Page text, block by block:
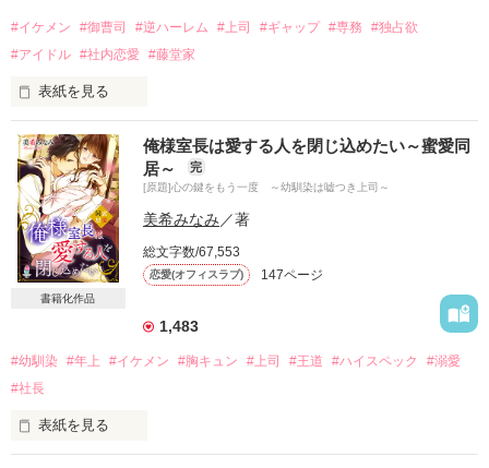
#イケメン #御曹司 #逆ハーレム #上司 #ギャップ #専務
#独占欲
#アイドル #社内恋愛 #藤堂家
表紙を見る
『お前の休みも俺に独占させろ』
誰も居ない会議室で私の上司・相模克己(ｻｶﾞﾐｶﾂﾐ）が傲慢に言
葉を紡ぐ。
彼は親会社の出向幹部。
密が！？
書籍化作品
俺様室長は愛する人を閉じ込めたい～蜜愛同
居～
完
[原題]心の鍵をもう一度 ～幼馴染は嘘つき上司～
美希みなみ ／著
総文字数/67,553
恋愛(オフィスラブ) 147ページ
1,483
#幼馴染 #年上 #イケメン #胸キュン #上司 #王道 #ハイスペック
#溺愛
#社長
表紙を見る